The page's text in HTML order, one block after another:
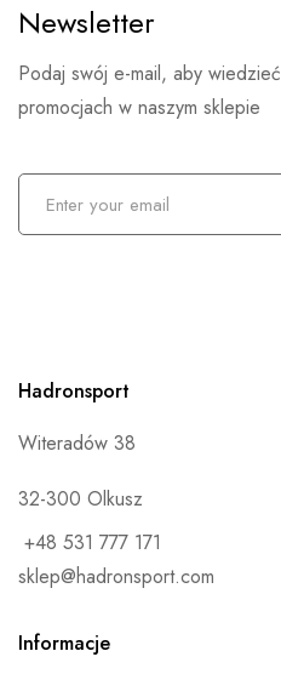
Newsletter
Podaj swój e-mail, aby
promocjach w naszym sklepie
y
j
z
Hadronsport
Witeradów 38
32-300 Olkusz
+48 531 777 171
sklep@hadronsport.com
Informacje